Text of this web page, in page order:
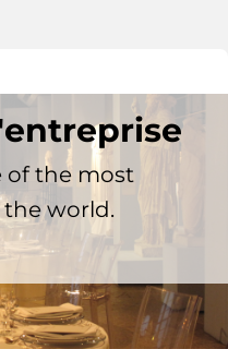
of the most
world.